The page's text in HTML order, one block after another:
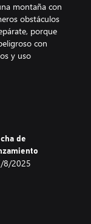
montaña con
obstáculos
porque
con
y uso
tu próxima
de
8/2025